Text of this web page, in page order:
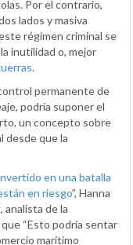
Por el contrario,
lados y masiva
régimen criminal se
inutilidad o, mejor
.
permanente de
podría suponer el
un concepto sobre
desde que la
en una batalla
en riesgo”, Hanna
analista de la
“Esto podría sentar
marítimo